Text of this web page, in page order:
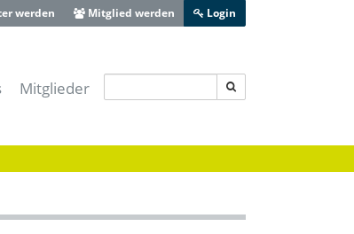
e.V.
Schwaben
Mitglieder
werden Mitglied werden Login